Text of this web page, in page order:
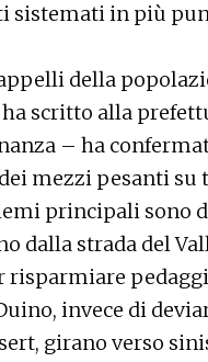
sistemati in più
della
scritto alla
– ha
mezzi pesanti
principali sono
dalla strada del
risparmiare
invece di
girano verso